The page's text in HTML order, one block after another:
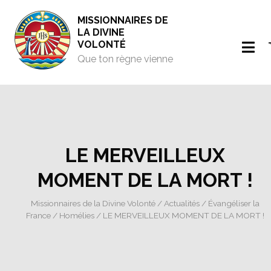
MISSIONNAIRES DE
LA DIVINE
VOLONTÉ
Que ton règne vienne
LE MERVEILLEUX
MOMENT DE LA MORT !
Missionnaires de la Divine Volonté / Actualités / Évangéliser la
France / Homélies / LE MERVEILLEUX MOMENT DE LA MORT !